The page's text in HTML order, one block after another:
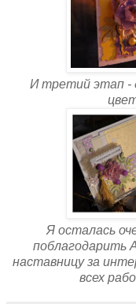
И третий этап -
Я осталась
поблагодарить
наставницу за
всех